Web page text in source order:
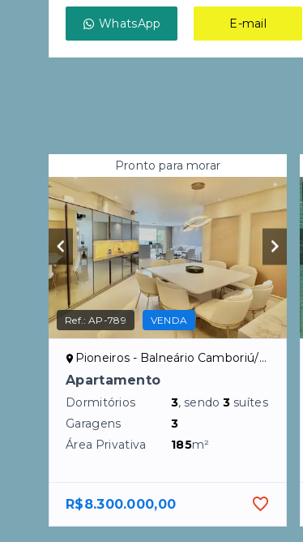
WhatsApp E-mail
Pronto para morar
Ref.:AP-789 VENDA
Pioneiros - Balneário Camboriú/SC
Apartamento
Dormitórios 3, sendo3 suítes
Garagens
3
Área Privativa
185m²
R$8.300.000,00